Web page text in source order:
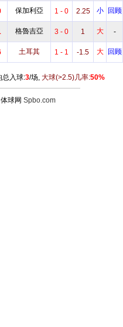
保加利亞 1 - 0 2.25 小
回顾
格魯吉亞 3 - 0 1 大
-
土耳其 1 - 1 -1.5 大 回顾
总入球:3/场, 大球(>2.5)几率:50%
球网 Spbo.com